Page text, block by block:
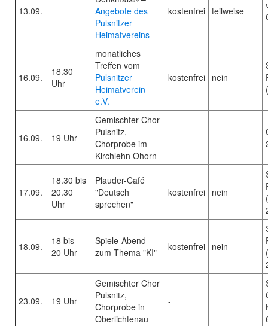
13.09.
Angebote des
Pulsnitzer
Heimatvereins
kostenfrei teilweise
16.09.
18.30
Uhr
monatliches
Treffen vom
Pulsnitzer
Heimatverein
e.V.
kostenfrei nein
16.09. 19 Uhr
Gemischter Chor
Pulsnitz,
Chorprobe im
Kirchlehn Ohorn
-
17.09.
18.30 bis
20.30
Uhr
Plauder-Café
"Deutsch
sprechen"
kostenfrei nein
18.09.
18 bis
20 Uhr
Spiele-Abend
zum Thema "KI"
kostenfrei nein
23.09. 19 Uhr
Gemischter Chor
Pulsnitz,
Chorprobe in
Oberlichtenau
-